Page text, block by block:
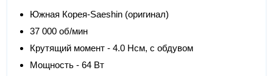
Южная Корея-Saeshin (оригинал)
37 000 об/мин
Крутящий момент - 4.0 Нсм, с обдувом
Мощность - 64 Вт